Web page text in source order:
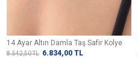
14 Ayar Altın Damla Taş Safir Kolye
8.542,50TL 6.834,00 TL